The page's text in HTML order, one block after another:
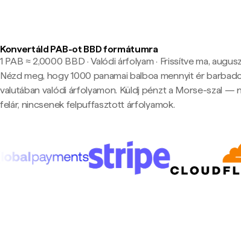
Konvertáld PAB-ot BBD formátumra
1 PAB ≈ 2,0000 BBD · Valódi árfolyam · Frissítve ma,
Nézd meg, hogy 1000 panamai balboa mennyit ér
valutában valódi árfolyamon. Küldj pénzt a Morse-szal —
felár, nincsenek felpuffasztott árfolyamok.